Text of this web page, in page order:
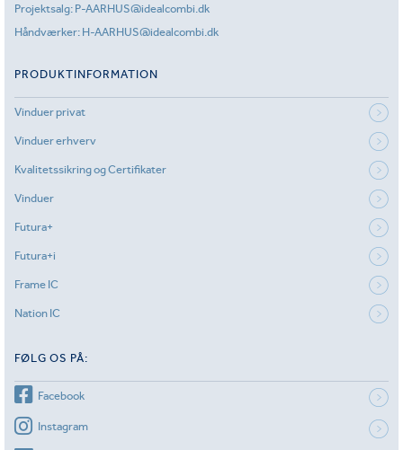
Projektsalg: P-AARHUS@idealcombi.dk
Håndværker: H-AARHUS@idealcombi.dk
PRODUKTINFORMATION
Vinduer privat
Vinduer erhverv
Kvalitetssikring og Certifikater
Vinduer
Futura+
Futura+i
Frame IC
Nation IC
FØLG OS PÅ:
Facebook
Instagram